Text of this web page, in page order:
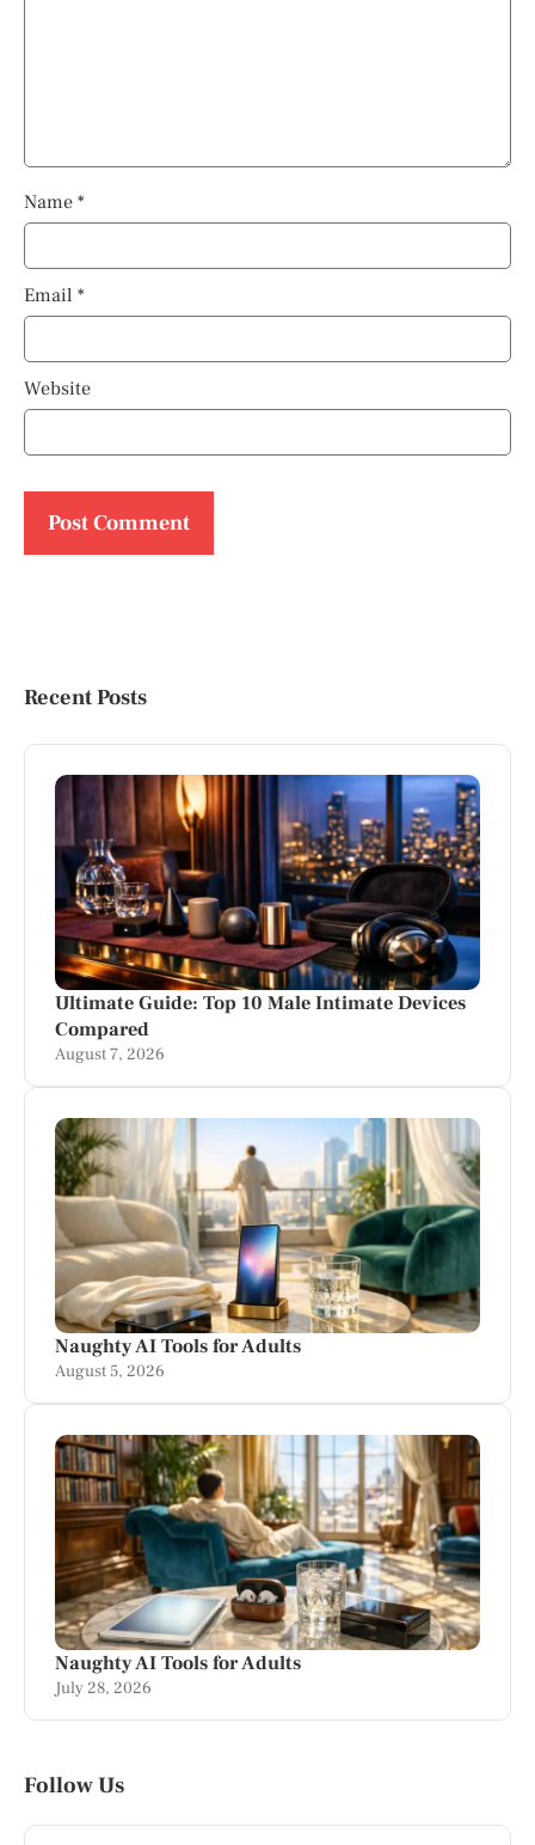
Name *
Email *
Website
Recent Posts
Ultimate Guide: Top 10 Male Intimate Devices
Compared
August 7, 2026
Naughty AI Tools for Adults
August 5, 2026
Naughty AI Tools for Adults
July 28, 2026
Follow Us